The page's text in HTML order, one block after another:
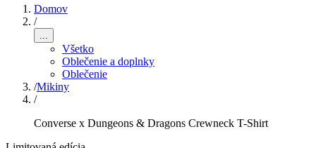
Domov
/
...
Všetko
Oblečenie a doplnky
Oblečenie
/Mikiny
/
Converse x Dungeons & Dragons Crewneck T-Shirt